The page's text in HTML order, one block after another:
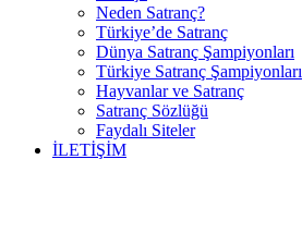
Neden Satranç?
Türkiye’de Satranç
Dünya Satranç Şampiyonları
Türkiye Satranç Şampiyonları
Hayvanlar ve Satranç
Satranç Sözlüğü
Faydalı Siteler
İLETİŞİM